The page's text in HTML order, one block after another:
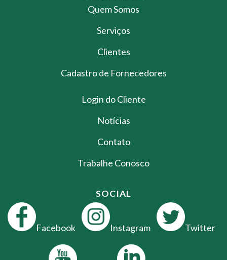
Quem Somos
Serviços
Clientes
Cadastro de Fornecedores
Login do Cliente
Notícias
Contato
Trabalhe Conosco
SOCIAL
Facebook Instagram Twitter